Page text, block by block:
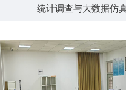
统计调查与大数据仿